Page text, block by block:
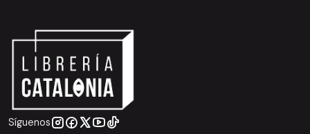
Síguenos